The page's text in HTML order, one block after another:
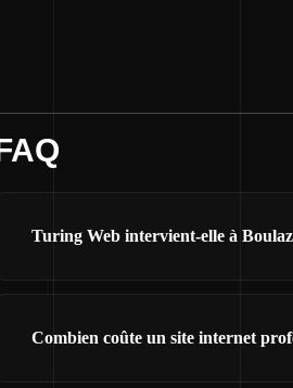
Turing Web intervient-elle à
Combien coûte un site internet